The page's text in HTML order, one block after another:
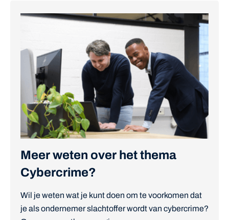
Meer weten over het thema
Cybercrime?
Wil je weten wat je kunt doen om te voorkomen dat
je als ondernemer slachtoffer wordt van cybercrime?